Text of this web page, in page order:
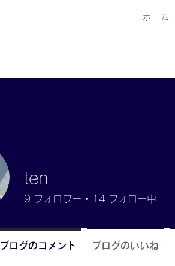
ホーム
ten
9 フォロワー 14 フォロー中
ブログのコメント ブログのいいね